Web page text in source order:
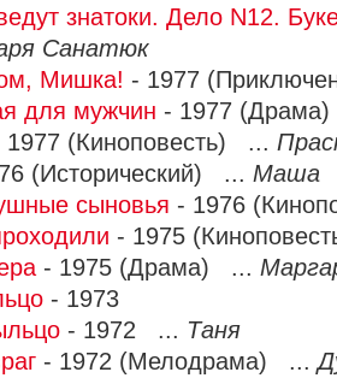
знатоки. Дело N12.
Санатюк
Мишка! - 1977
для мужчин - 1977
1977 (Киноповесть) ...
(Исторический) ... Маша
сыновья - 1976
- 1975
- 1975 (Драма) ...
- 1973
- 1972 ... Таня
- 1972 (Мелодрама) ...